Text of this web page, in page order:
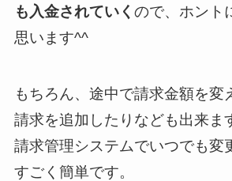
も入金されていく ので、ホント
思います^^
もちろん、途中で請求金額を変
請求を追加したりなども出来ま
請求管理システムでいつでも変
すごく簡単です。